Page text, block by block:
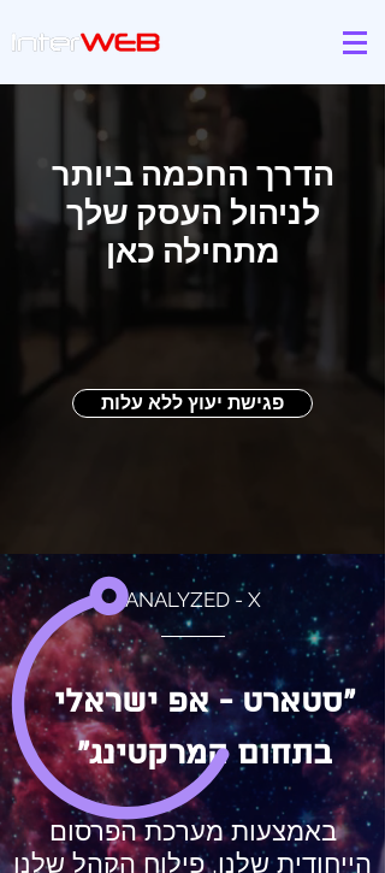
הדרך החכמה ביותר
לניהול העסק שלך
מתחילה כאן
פגישת יעוץ ללא עלות
ANALYZED - X
"סטארט - אפ ישראלי
בתחום המרקטינג"
באמצעות מערכת הפרסום
הייחודית שלנו, פילוח הקהל שלנו